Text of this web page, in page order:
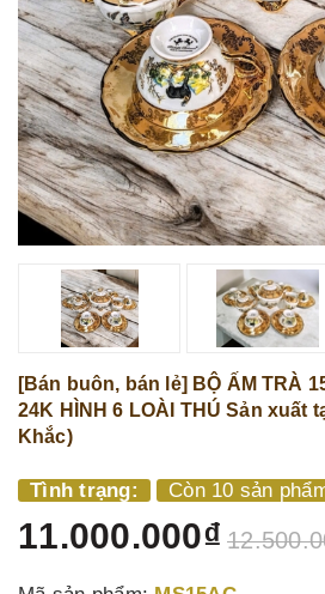
[Bán buôn, bán lẻ] BỘ ẤM TRÀ
24K HÌNH 6 LOÀI THÚ Sản xuất
Khắc)
Tình trạng: Còn 10 sản
11.000.000₫